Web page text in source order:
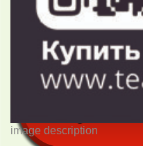
image description
Художник –